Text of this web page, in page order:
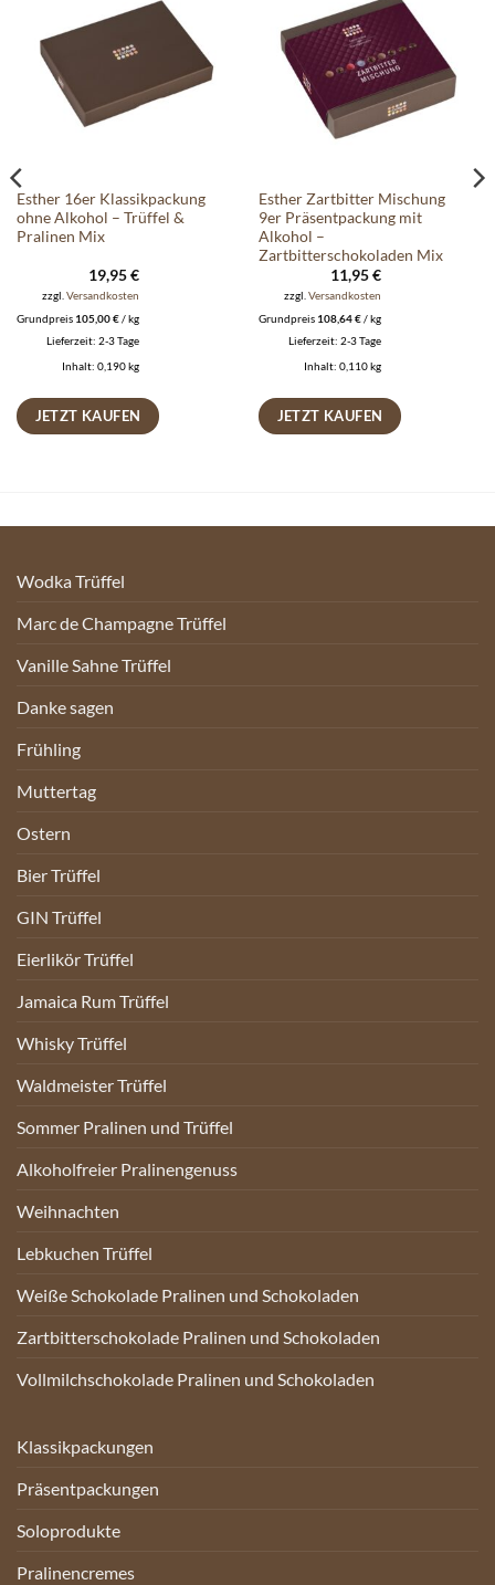
Auf die
Wunschliste
Esther 16er Klassikpackung
ohne Alkohol – Trüffel &
Pralinen Mix
19,95€
zzgl. Versandkosten
Grundpreis 105,00€/kg
Lieferzeit: 2-3 Tage
Inhalt: 0,190kg
JETZT KAUFEN
Auf die
Wunschliste
Esther Zartbitter Mischung
9er Präsentpackung mit
Alkohol –
Zartbitterschokoladen Mix
11,95€
zzgl. Versandkosten
Grundpreis 108,64€/kg
Lieferzeit: 2-3 Tage
Inhalt: 0,110kg
JETZT KAUFEN
Wodka Trüffel
Marc de Champagne Trüffel
Vanille Sahne Trüffel
Danke sagen
Frühling
Muttertag
Ostern
Bier Trüffel
GIN Trüffel
Eierlikör Trüffel
Jamaica Rum Trüffel
Whisky Trüffel
Waldmeister Trüffel
Sommer Pralinen und Trüffel
Alkoholfreier Pralinengenuss
Weihnachten
Lebkuchen Trüffel
Weiße Schokolade Pralinen und Schokoladen
Zartbitterschokolade Pralinen und Schokoladen
Vollmilchschokolade Pralinen und Schokoladen
Klassikpackungen
Präsentpackungen
Soloprodukte
Pralinencremes